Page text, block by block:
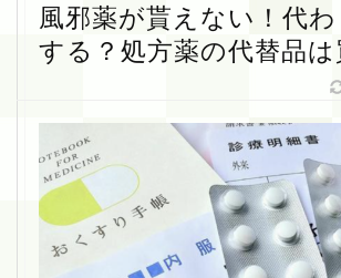
風邪薬が貰えない！代
する？処方薬の代替品は